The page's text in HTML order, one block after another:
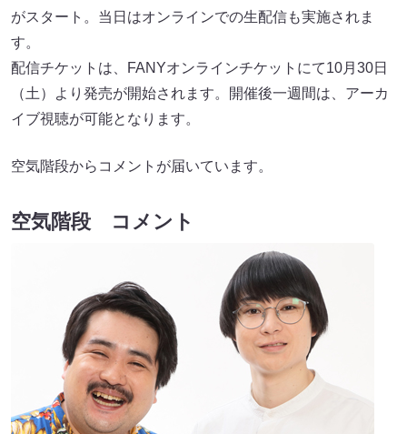
がスタート。当日はオンラインでの生配信も実施されま
す。
配信チケットは、FANYオンラインチケットにて10月30日
（土）より発売が開始されます。開催後一週間は、アーカ
イブ視聴が可能となります。
空気階段からコメントが届いています。
空気階段 コメント